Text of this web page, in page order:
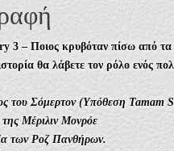
3 – Ποιος κρυβόταν πίσω από τα
θα λάβετε τον ρόλο ενός
του Σόμερτον (Υπόθεση Tamam
Μέριλιν Μονρόε
των Ροζ Πανθήρων.